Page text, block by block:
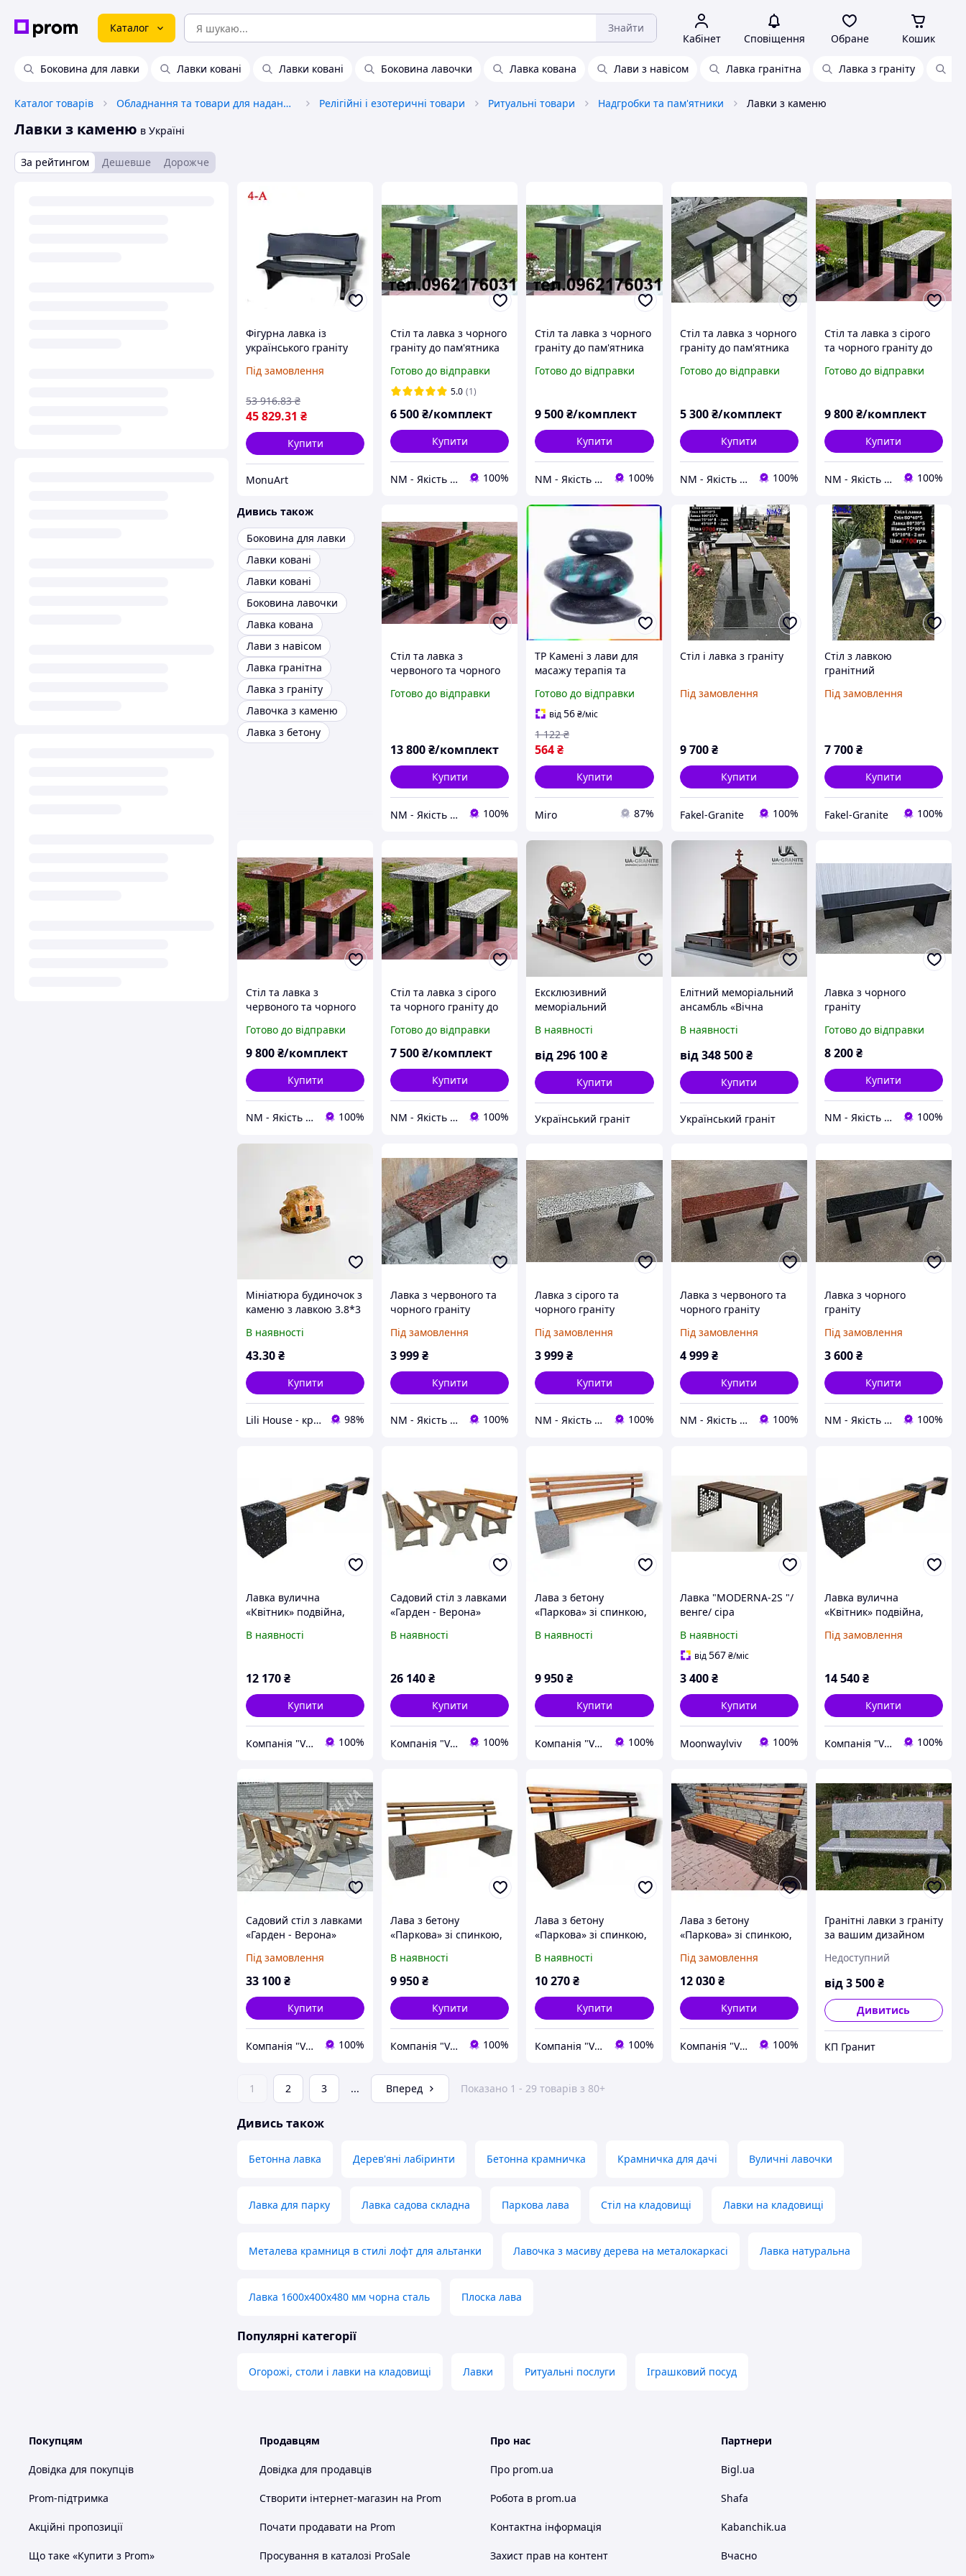
Каталог Знайти
Кабінет Сповіщення Обране Кошик
Боковина для лавки Лавки ковані Лавки ковані Боковина лавочки Лавка кована Лави з навісом Лавка гранітна Лавка з граніту
Каталог товарів Обладнання та товари для надання послуг Релігійні і езотеричні товари Ритуальні товари Надгробки та пам'ятники Лавки з каменю
Лавки з каменю в Україні
За рейтингом Дешевше Дорожче
Фігурна лавка із
українського граніту
фігурною вирізкою та
лавочки
Під замовлення
45 829.31 ₴
53 916.83 ₴
Купити
MonuArt
Стіл та лавка з чорного
граніту до пам'ятника
Готово до відправки
5.0 (1)
6 500₴/комплект
Купити
NM - Якість Професіоналів 100%
Стіл та лавка з чорного
граніту до пам'ятника
Готово до відправки
9 500₴/комплект
Купити
NM - Якість Професіоналів 100%
Стіл та лавка з чорного
граніту до пам'ятника
Готово до відправки
5 300 ₴/комплект
Купити
NM - Якість Професіоналів 100%
Стіл та лавка з сірого
та чорного граніту до
Готово до відправки
9 800₴/комплект
Купити
NM - Якість Професіоналів 100%
Дивись також
Боковина для лавки
Лавки ковані
Лавки ковані
Боковина лавочки
Лавка кована
Лави з навісом
Лавка гранітна
Лавка з граніту
Лавочка з каменю
Лавка з бетону
Стіл та лавка з
червоного та чорного
на цвинтар
Готово до відправки
13 800₴/комплект
Купити
NM - Якість Професіоналів 100%
TP Камені з лави для
масажу терапія та
Miro-ll
Готово до відправки
від56₴/міс
564₴
1 122 ₴
Купити
Miro 87%
Стіл і лавка з граніту
Під замовлення
9 700 ₴
Купити
Fakel-Granite 100%
Стіл з лавкою
гранітний
Під замовлення
7 700₴
Купити
Fakel-Granite 100%
Стіл та лавка з
червоного та чорного
на цвинтар
Готово до відправки
9 800₴/комплект
Купити
NM - Якість Професіоналів 100%
Стіл та лавка з сірого
та чорного граніту до
Готово до відправки
7 500₴/комплект
Купити
NM - Якість Професіоналів 100%
Ексклюзивний
меморіальний
Сердець": Пам'ятник з
червоного та чорного
граніту зі столиком і
лавкою
В наявності
від296 100₴
Купити
Український граніт
Елітний меморіальний
ансамбль «Вічна
комплекс з червоного
та чорного граніту зі
столом і лавкою
В наявності
від 348 500 ₴
Купити
Український граніт
Лавка з чорного
граніту
Готово до відправки
8 200₴
Купити
NM - Якість Професіоналів 100%
Мініатюра будиночок з
каменю з лавкою 3.8*3
В наявності
43.30₴
Купити
Lili House - крамниця з матеріалами для ляльок і вишивання, фурнітура для сумок 98%
Лавка з червоного та
чорного граніту
Під замовлення
3 999₴
Купити
NM - Якість Професіоналів 100%
Лавка з сірого та
чорного граніту
Під замовлення
3 999₴
Купити
NM - Якість Професіоналів 100%
Лавка з червоного та
чорного граніту
Під замовлення
4 999 ₴
Купити
NM - Якість Професіоналів 100%
Лавка з чорного
граніту
Під замовлення
3 600₴
Купити
NM - Якість Професіоналів 100%
Лавка вулична
«Квітник» подвійна,
В наявності
12 170₴
Купити
Компанія "Vastone" 100%
Садовий стіл з лавками
«Гарден - Верона»
бетонний
В наявності
26 140₴
Купити
Компанія "Vastone" 100%
Лава з бетону
«Паркова» зі спинкою,
В наявності
9 950₴
Купити
Компанія "Vastone" 100%
Лавка "MODERNA-2S "/
венге/ сіра
В наявності
від567 ₴/міс
3 400 ₴
Купити
Moonwaylviv 100%
Лавка вулична
«Квітник» подвійна,
Кремовий мармур
Під замовлення
14 540₴
Купити
Компанія "Vastone" 100%
Садовий стіл з лавками
«Гарден - Верона»
бетонний Кремовий
мармур
Під замовлення
33 100₴
Купити
Компанія "Vastone" 100%
Лава з бетону
«Паркова» зі спинкою,
червоний
В наявності
9 950₴
Купити
Компанія "Vastone" 100%
Лава з бетону
«Паркова» зі спинкою,
коричнева
В наявності
10 270₴
Купити
Компанія "Vastone" 100%
Лава з бетону
«Паркова» зі спинкою,
мармур
Під замовлення
12 030 ₴
Купити
Компанія "Vastone" 100%
Гранітні лавки з граніту
за вашим дизайном
Недоступний
від3 500₴
Дивитись
КП Гранит
1 2 3 ... Вперед Показано 1 - 29 товарів з 80+
Дивись також
Бетонна лавка Дерев'яні лабіринти Бетонна крамничка Крамничка для дачі Вуличні лавочки
Лавка для парку Лавка садова складна Паркова лава Стіл на кладовищі Лавки на кладовищі
Металева крамниця в стилі лофт для альтанки Лавочка з масиву дерева на металокаркасі Лавка натуральна
Лавка 1600х400х480 мм чорна сталь Плоска лава
Популярні категорії
Огорожі, столи і лавки на кладовищі Лавки Ритуальні послуги Іграшковий посуд
Покупцям
Довідка для покупців
Prom-підтримка
Акційні пропозиції
Що таке «Купити з Prom»
Продавцям
Довідка для продавців
Створити інтернет-магазин на Prom
Почати продавати на Prom
Просування в каталозі ProSale
Про нас
Про prom.ua
Робота в prom.ua
Контактна інформація
Захист прав на контент
Партнери
Bigl.ua
Shafa
Kabanchik.ua
Вчасно